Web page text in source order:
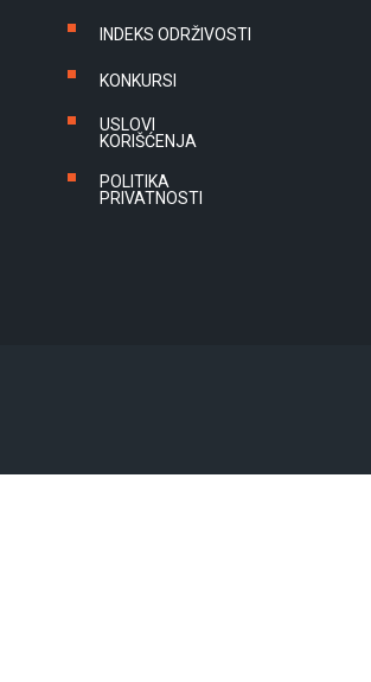
INDEKS ODRŽIVOSTI
KONKURSI
USLOVI
KORIŠĆENJA
POLITIKA
PRIVATNOSTI